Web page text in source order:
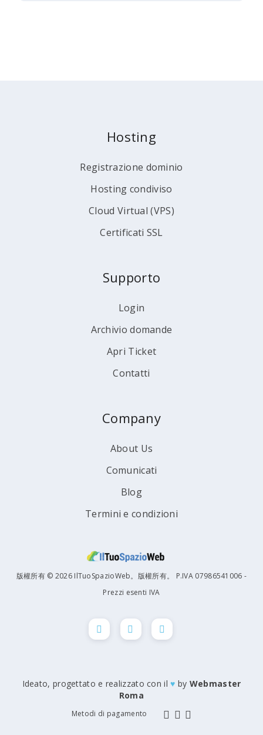
Hosting
Registrazione dominio
Hosting condiviso
Cloud Virtual (VPS)
Certificati SSL
Supporto
Login
Archivio domande
Apri Ticket
Contatti
Company
About Us
Comunicati
Blog
Termini e condizioni
版權所有 © 2026 IlTuoSpazioWeb。版權所有。 P.IVA 07986541006 -
Prezzi esenti IVA
Ideato, progettato e realizzato con il♥ by Webmaster
Roma
Metodi di pagamento